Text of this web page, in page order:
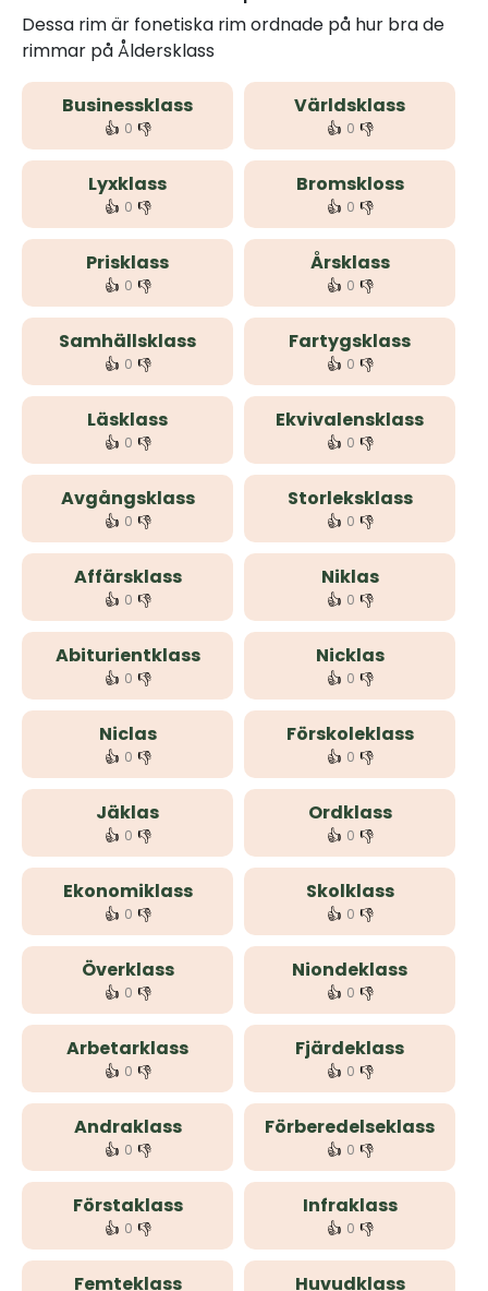
Dessa rim är fonetiska rim ordnade på hur bra de
rimmar på Åldersklass
Businessklass
👍 0 👎
Världsklass
👍 0 👎
Lyxklass
👍 0 👎
Bromskloss
👍 0 👎
Prisklass
👍 0 👎
Årsklass
👍 0 👎
Samhällsklass
👍 0 👎
Fartygsklass
👍 0 👎
Läsklass
👍 0 👎
Ekvivalensklass
👍 0 👎
Avgångsklass
👍 0 👎
Storleksklass
👍 0 👎
Affärsklass
👍 0 👎
Niklas
👍 0 👎
Abiturientklass
👍 0 👎
Nicklas
👍 0 👎
Niclas
👍 0 👎
Förskoleklass
👍 0 👎
Jäklas
👍 0 👎
Ordklass
👍 0 👎
Ekonomiklass
👍 0 👎
Skolklass
👍 0 👎
Överklass
👍 0 👎
Niondeklass
👍 0 👎
Arbetarklass
👍 0 👎
Fjärdeklass
👍 0 👎
Andraklass
👍 0 👎
Förberedelseklass
👍 0 👎
Förstaklass
👍 0 👎
Infraklass
👍 0 👎
Femteklass Huvudklass